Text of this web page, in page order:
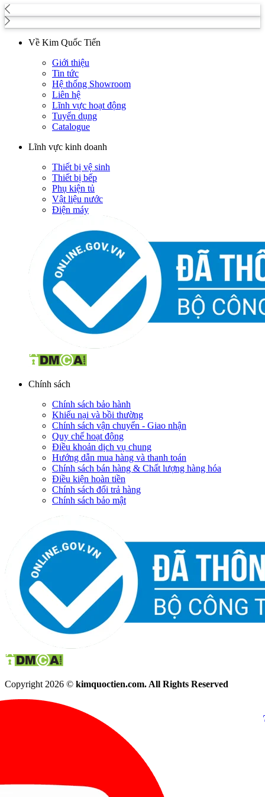
Về Kim Quốc Tiến
Giới thiệu
Tin tức
Hệ thống Showroom
Liên hệ
Lĩnh vực hoạt động
Tuyển dụng
Catalogue
Lĩnh vực kinh doanh
Thiết bị vệ sinh
Thiết bị bếp
Phụ kiện tủ
Vật liệu nước
Điện máy
Chính sách
Chính sách bảo hành
Khiếu nại và bồi thường
Chính sách vận chuyển - Giao nhận
Quy chế hoạt động
Điều khoản dịch vụ chung
Hướng dẫn mua hàng và thanh toán
Chính sách bán hàng & Chất lượng hàng hóa
Điều kiện hoàn tiền
Chính sách đổi trả hàng
Chính sách bảo mật
Copyright 2026 © kimquoctien.com. All Rights Reserved
(8h00 - 21h30)
(8h00 -